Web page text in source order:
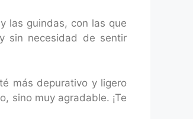
las guindas, con las que
sin necesidad de sentir
más depurativo y ligero
sino muy agradable. ¡Te